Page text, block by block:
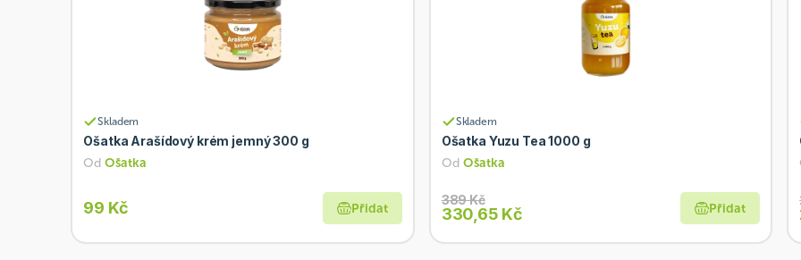
Skladem
Ošatka Arašídový krém jemný 300 g
OdOšatka
99 Kč Přidat
Skladem
Ošatka Yuzu Tea 1000 g
Od Ošatka
389 Kč
330,65 Kč Přidat